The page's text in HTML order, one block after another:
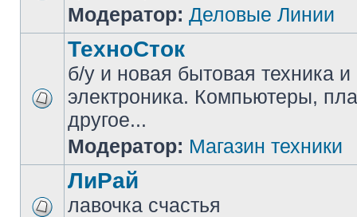
Модератор: Деловые Линии
ТехноСток
б/у и новая бытовая техника и
электроника. Компьютеры,
другое...
Модератор: Магазин техники
ЛиРай
лавочка счастья